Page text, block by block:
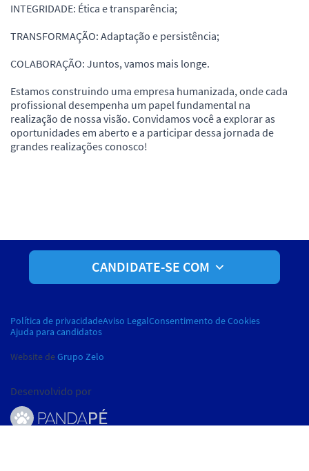
INTEGRIDADE: Ética e transparência;
TRANSFORMAÇÃO: Adaptação e persistência;
COLABORAÇÃO: Juntos, vamos mais longe.
Estamos construindo uma empresa humanizada, onde cada
profissional desempenha um papel fundamental na
realização de nossa visão. Convidamos você a explorar as
oportunidades em aberto e a participar dessa jornada de
grandes realizações conosco!
CANDIDATE-SE COM
Política de privacidadeAviso LegalConsentimento de Cookies
Ajuda para candidatos
Website de Grupo Zelo
Desenvolvido por